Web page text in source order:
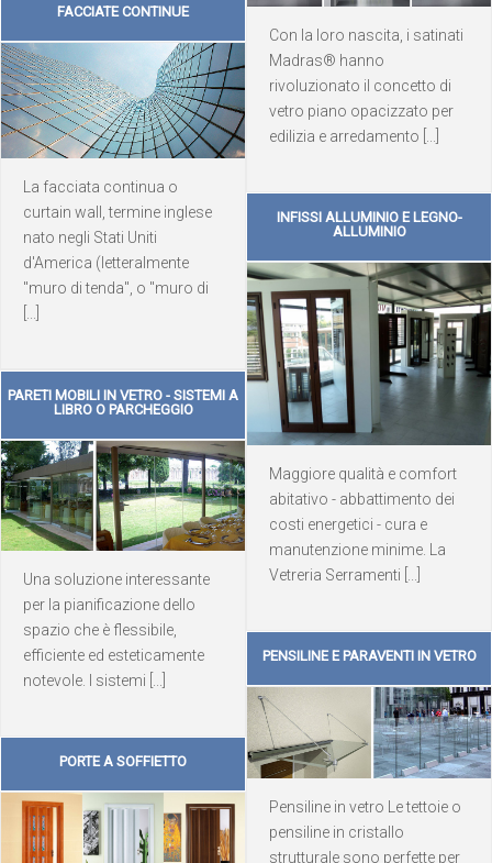
Con la loro nascita, i satinati
Madras® hanno
rivoluzionato il concetto di
vetro piano opacizzato per
edilizia e arredamento [...]
FACCIATE CONTINUE
La facciata continua o
curtain wall, termine inglese
nato negli Stati Uniti
d'America (letteralmente
"muro di tenda", o "muro di
INFISSI ALLUMINIO E LEGNO-
ALLUMINIO
Maggiore qualità e comfort
abitativo - abbattimento dei
costi energetici - cura e
manutenzione minime. La
Vetreria Serramenti [...]
PARETI MOBILI IN VETRO - SISTEMI A
LIBRO O PARCHEGGIO
Una soluzione interessante
per la pianificazione dello
spazio che è flessibile,
efficiente ed esteticamente
notevole. I sistemi [...]
PENSILINE E PARAVENTI IN VETRO
Pensiline in vetro Le tettoie o
pensiline in cristallo
strutturale sono perfette per
PORTE A SOFFIETTO